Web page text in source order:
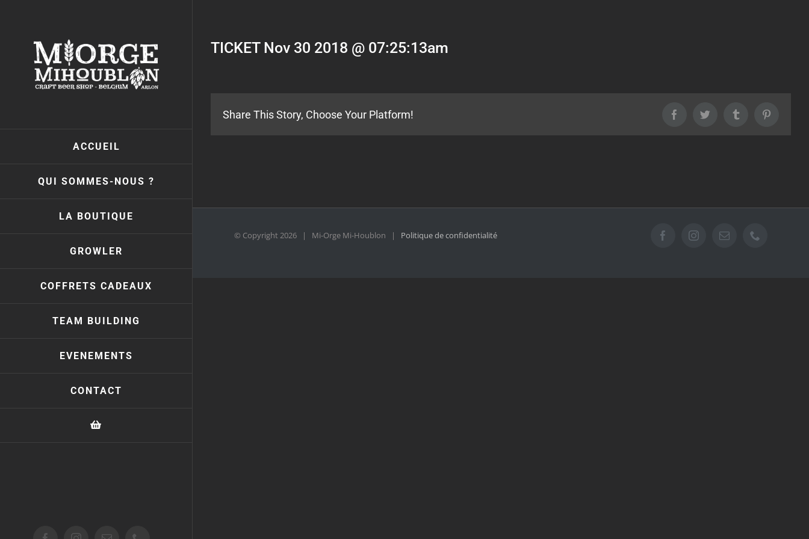
ACCUEIL
QUI SOMMES-NOUS ?
LA BOUTIQUE
GROWLER
COFFRETS CADEAUX
TEAM BUILDING
EVENEMENTS
CONTACT
TICKET Nov 30 2018 @ 07:25:13am
Share This Story, Choose Your Platform! FacebookTwitter Tumblr
© Copyright2026 | Mi-Orge Mi-Houblon | Politique de confidentialité FacebookInstagramEmail